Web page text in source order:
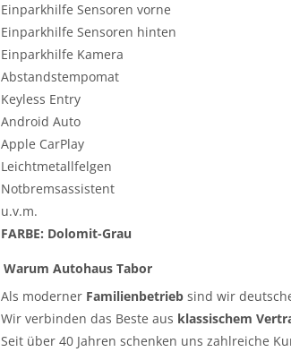
Einparkhilfe Sensoren vorne
Einparkhilfe Sensoren hinten
Einparkhilfe Kamera
Abstandstempomat
Keyless Entry
Android Auto
Apple CarPlay
Leichtmetallfelgen
Notbremsassistent
u.v.m.
FARBE: Dolomit-Grau
Warum Autohaus Tabor
Als moderner Familienbetrieb sind wir
Wir verbinden das Beste aus klassischem
Seit über 40 Jahren schenken uns zahlreiche